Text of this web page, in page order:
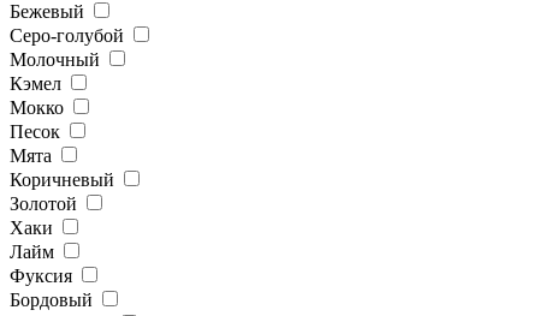
Бежевый
Серо-голубой
Молочный
Кэмел
Мокко
Песок
Мята
Коричневый
Золотой
Хаки
Лайм
Фуксия
Бордовый